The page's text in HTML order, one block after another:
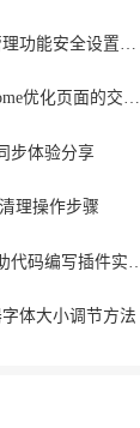
如何通过Google Chrome优化页面的交互效果
步体验分享
理操作步骤
字体大小调节方法